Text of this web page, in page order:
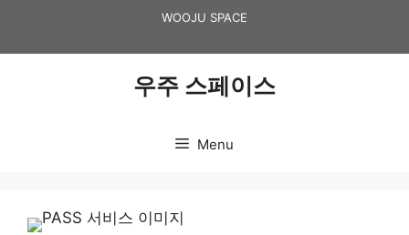
content
WOOJU SPACE
우주 스페이스
Menu